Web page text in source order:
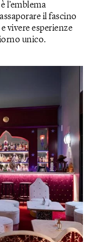
l’emblema
il fascino
vivere esperienze
unico.